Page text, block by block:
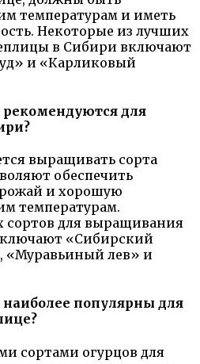
температурам и иметь
Некоторые из лучших
в Сибири включают
и «Карликовый
рекомендуются для
выращивать сорта
обеспечить
и хорошую
температурам.
сортов для выращивания
«Сибирский
«Муравьиный лев» и
наиболее популярны для
сортами огурцов для